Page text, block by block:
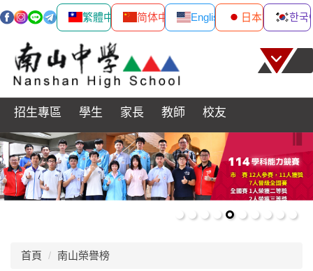
繁體中文 简体中文 English 日本語 한국
到
要
容
區
招生專區 學生 家長 教師 校友
首頁 南山榮譽榜